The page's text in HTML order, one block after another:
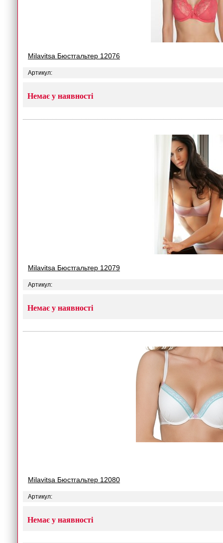
Milavitsa Бюстгальтер 12076
Артикул:
Немає у наявності
Milavitsa Бюстгальтер 12079
Артикул:
Немає у наявності
Milavitsa Бюстгальтер 12080
Артикул:
Немає у наявності